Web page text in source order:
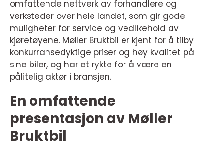
omfattende nettverk av forhandlere og
verksteder over hele landet, som gir gode
muligheter for service og vedlikehold av
kjøretøyene. Møller Bruktbil er kjent for å tilby
konkurransedyktige priser og høy kvalitet på
sine biler, og har et rykte for å være en
pålitelig aktør i bransjen.
En omfattende
presentasjon av Møller
Bruktbil